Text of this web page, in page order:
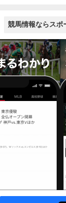
競馬情報ならスポ